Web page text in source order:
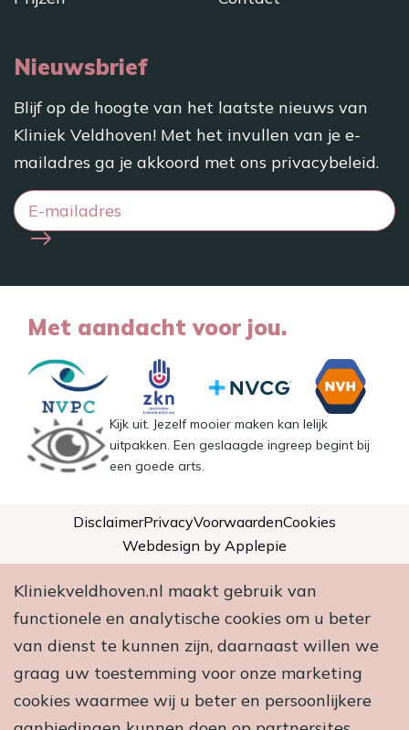
Nieuwsbrief
Blijf op de hoogte van het laatste nieuws van
Kliniek Veldhoven! Met het invullen van je e-
mailadres ga je akkoord met ons privacybeleid.
Met aandacht voor jou.
Kijk uit. Jezelf mooier maken kan lelijk
uitpakken. Een geslaagde ingreep begint bij
een goede arts.
DisclaimerPrivacyVoorwaardenCookies
Webdesign by Applepie
Kliniekveldhoven.nl maakt gebruik van
functionele en analytische cookies om u beter
van dienst te kunnen zijn, daarnaast willen we
graag uw toestemming voor onze marketing
cookies waarmee wij u beter en persoonlijkere